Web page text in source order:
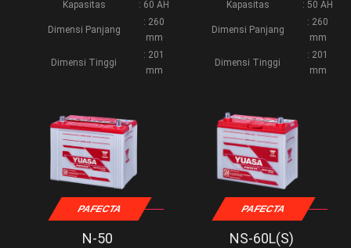
Kapasitas : 60 AH
Dimensi Panjang
: 260
mm
Dimensi Tinggi
: 201
mm
Kapasitas : 50 AH
Dimensi Panjang
: 260
mm
Dimensi Tinggi
: 201
mm
PAFECTA
N-50
PAFECTA
NS-60L(S)